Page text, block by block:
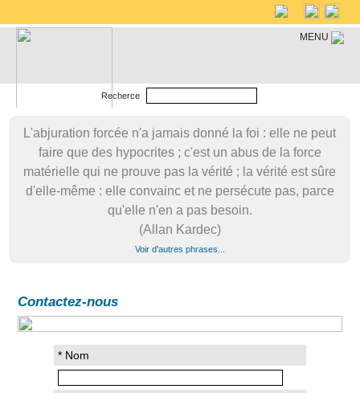
MENU
Recherce
L'abjuration forcée n'a jamais donné la foi : elle ne peut
faire que des hypocrites ; c'est un abus de la force
matérielle qui ne prouve pas la vérité ; la vérité est sûre
d'elle-même : elle convainc et ne persécute pas, parce
qu'elle n'en a pas besoin.
(Allan Kardec)
Voir d'autres phrases...
Contactez-nous
* Nom